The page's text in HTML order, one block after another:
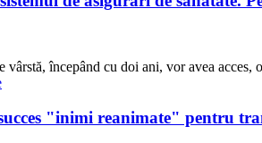
vârstă, începând cu doi ani, vor avea
"inimi reanimate" pentru